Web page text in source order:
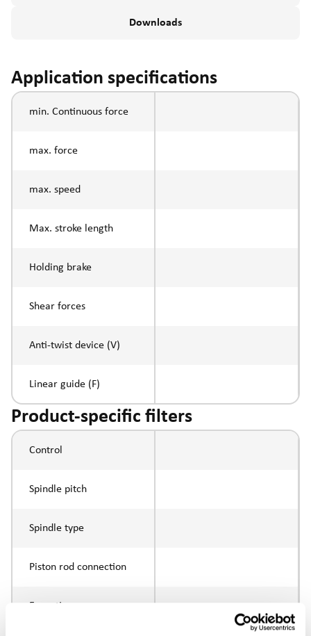
Downloads
Application specifications
min. Continuous force
max. force
max. speed
Max. stroke length
Holding brake
Shear forces
Anti-twist device (V)
Linear guide (F)
Product-specific filters
Control
Spindle pitch
Spindle type
Piston rod connection
Execution